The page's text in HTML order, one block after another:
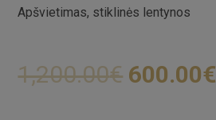
Apšvietimas, stiklinės lentynos
1,200.00€ 600.00€